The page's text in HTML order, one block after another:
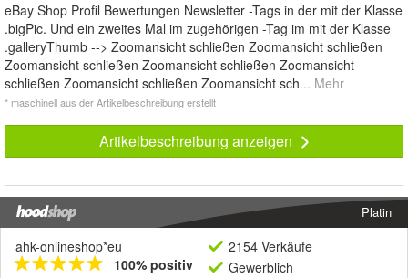
eBay Shop Profil Bewertungen Newsletter -Tags in der mit der Klasse
.bigPic. Und ein zweites Mal im zugehörigen -Tag im mit der Klasse
.galleryThumb --> Zoomansicht schließen Zoomansicht schließen
Zoomansicht schließen Zoomansicht schließen Zoomansicht
schließen Zoomansicht schließen Zoomansicht sch... Mehr
* maschinell aus der Artikelbeschreibung erstellt
Artikelbeschreibung anzeigen
Platin
ahk-onlineshop*eu
100% positiv
2154 Verkäufe
Gewerblich